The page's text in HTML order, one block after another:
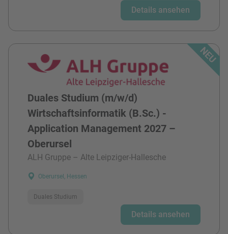
Details ansehen
Duales Studium (m/w/d)
Wirtschaftsinformatik (B.Sc.) -
Application Management 2027 –
Oberursel
ALH Gruppe – Alte Leipziger-Hallesche
Oberursel, Hessen
Duales Studium
Details ansehen